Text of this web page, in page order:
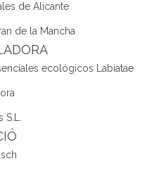
de Alicante
de la Mancha
ecológicos Labiatae